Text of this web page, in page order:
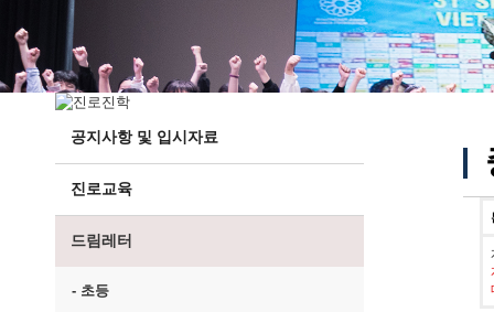
위치/전화
전경사진
공지사항 및 입시자료
진로교육
드림레터
- 초등